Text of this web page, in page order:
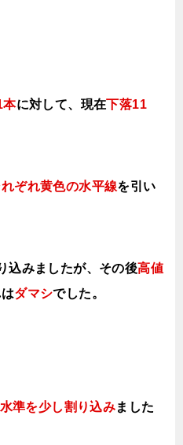
本に対して、現在下落11
ぞれ黄色の水平線を引い
込みましたが、その後高値
ダマシでした。
準を少し割り込みました